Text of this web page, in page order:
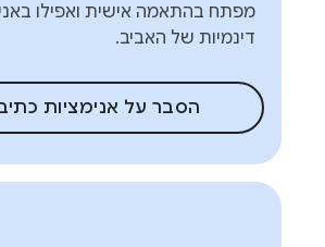
מפתח בהתאמה אישית ואפילו
דינמיות של האביב.
הסבר על אנימציות